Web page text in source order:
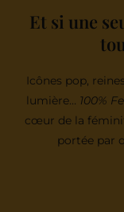
Et si une
Icônes pop,
lumière… 100%
cœur de la
portée par